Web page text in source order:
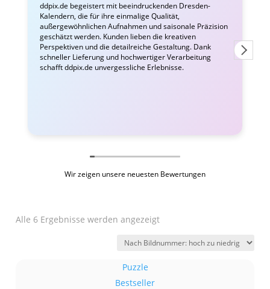
ddpix.de begeistert mit beeindruckenden Dresden-
Kalendern, die für ihre einmalige Qualität,
außergewöhnlichen Aufnahmen und saisonale Präzision
geschätzt werden. Kunden lieben die kreativen
Perspektiven und die detailreiche Gestaltung. Dank
schneller Lieferung und hochwertiger Verarbeitung
schafft ddpix.de unvergessliche Erlebnisse.
Wir zeigen unsere neuesten Bewertungen
Alle 6 Ergebnisse werden angezeigt
Puzzle
Bestseller